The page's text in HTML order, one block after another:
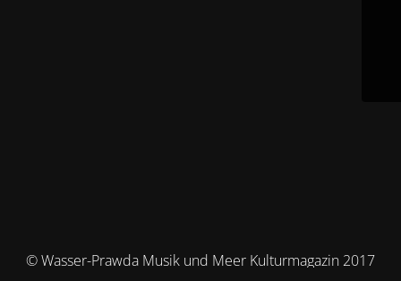
© Wasser-Prawda Musik und Meer Kulturmagazin 2017